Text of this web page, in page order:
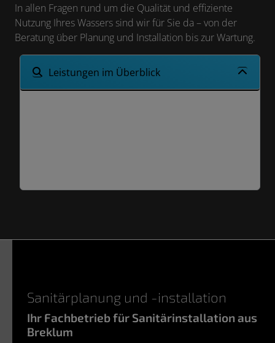
In allen Fragen rund um die Qualität und effiziente
Nutzung Ihres Wassers sind wir für Sie da – von der
Beratung über Planung und Installation bis zur Wartung.
Leistungen im Überblick
Sanitärplanung und -installation
Ihr Fachbetrieb für Sanitärinstallation aus
Breklum